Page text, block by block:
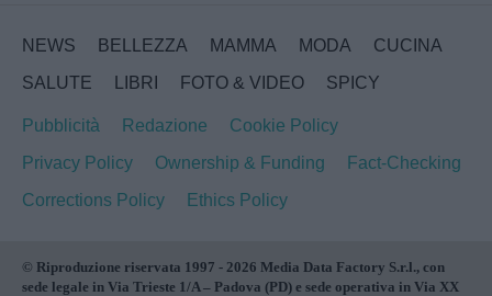
NEWS BELLEZZA MAMMA MODA
CUCINA
SALUTE
LIBRI FOTO & VIDEO SPICY
Pubblicità Redazione
Cookie Policy
Privacy Policy
Ownership & Funding
Fact-Checking
Corrections Policy
Ethics Policy
© Riproduzione riservata 1997 - 2026 Media Data Factory S.r.l., con
sede legale in Via Trieste 1/A – Padova (PD) e sede operativa in Via XX